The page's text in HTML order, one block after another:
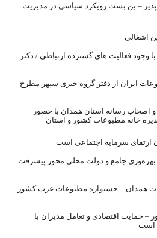
– بن بست رویکرد سیاسی در مدیریت
اشغالی
وجود فعالیت های گسترده ارتباطی / دکتر
ایران از دفتر گروه خبری سپهر مطرح
رسانه استان همدان با حضور
خانه مطبوعات کشور و استان
ارتقای سرمایه اجتماعی است
بهره‌وری جامع و دولت محلی محور پیشرفت
همدان – جشنواره مطبوعات غرب کشور
حمایت اقتصادی و تعامل مدیران با
است